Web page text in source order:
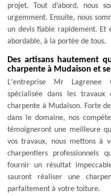
projet. Tout d’abord, nous
urgemment. Ensuite, nous
un devis fiable rapidement.
abordable, à la portée de tous.
Des artisans hautement
charpente à Mudaison et
L'entreprise Mr Lagrenee
spécialisée dans les
charpente à Mudaison. Forte
dans le domaine, nos
témoigneront une meilleure
vos travaux, nous mettons à
charpentiers professionnels
fournir un résultat
sauront réaliser une
parfaitement à votre toiture.